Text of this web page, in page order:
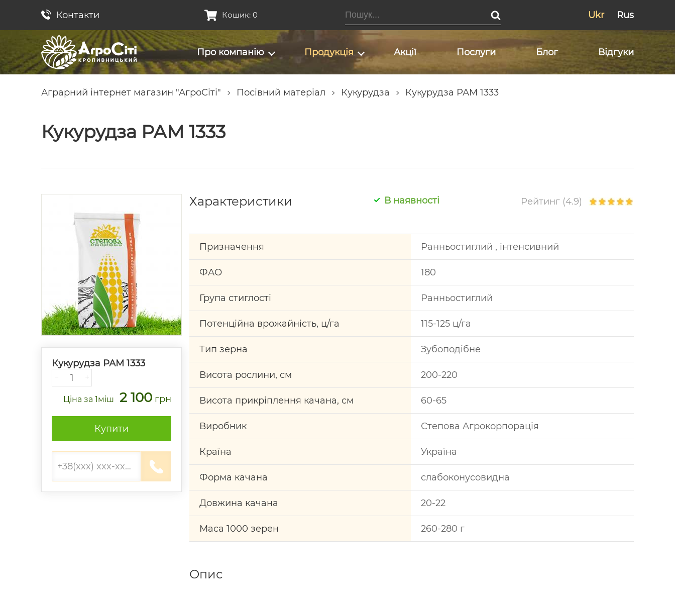
Контакти Кошик: 0 Ukr Rus
Про компанію Продукція Акції Послуги Блог Відгуки
Аграрний інтернет магазин "АгроСіті" Посівний матеріал Кукурудза Кукурудза РАМ 1333
Кукурудза РАМ 1333
Кукурудза РАМ 1333
− +
Ціна за 1міш 2 100 грн
Купити
Характеристики В наявності Рейтинг (4.9)
Призначення Ранньостиглий , інтенсивний
ФАО 180
Група стиглості Ранньостиглий
Потенційна врожайність, ц/га 115-125 ц/га
Тип зерна Зубоподібне
Висота рослини, см 200-220
Висота прикріплення качана, см 60-65
Виробник Степова Агрокорпорація
Країна Україна
Форма качана слабоконусовидна
Довжина качана 20-22
Маса 1000 зерен 260-280 г
Опис